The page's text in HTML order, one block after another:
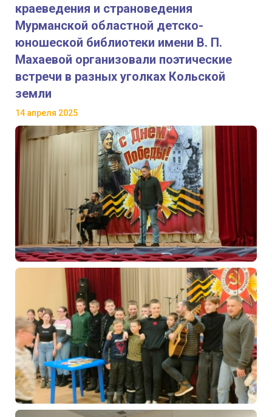
краеведения и страноведения
Мурманской областной детско-
юношеской библиотеки имени В. П.
Махаевой организовали поэтические
встречи в разных уголках Кольской
земли
14 апреля 2025